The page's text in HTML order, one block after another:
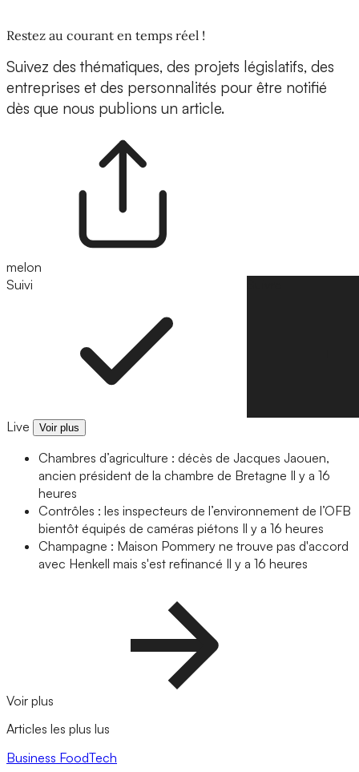
Restez au courant en temps réel !
Suivez des thématiques, des projets législatifs, des
entreprises et des personnalités pour être notifié
dès que nous publions un article.
melon
Suivi
Live Voir plus
Chambres d’agriculture : décès de Jacques Jaouen,
ancien président de la chambre de Bretagne Il y a 16
heures
Contrôles : les inspecteurs de l’environnement de l’OFB
bientôt équipés de caméras piétons Il y a 16 heures
Champagne : Maison Pommery ne trouve pas d'accord
avec Henkell mais s'est refinancé Il y a 16 heures
Voir plus
Articles les plus lus
Business FoodTech